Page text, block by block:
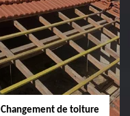
Hydrofuge toiture
51
Changement de toiture